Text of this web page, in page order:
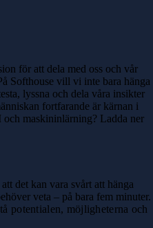
för att dela med oss och vår
Softhouse vill vi inte bara hänga
lyssna och dela våra insikter
fortfarande är kärnan i
maskininlärning? Ladda ner
det kan vara svårt att hänga
veta – på bara fem minuter.
potentialen, möjligheterna och